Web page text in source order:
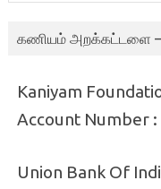
கணியம் அறக்கட்டளை –
Kaniyam
Account Number
Union Bank Of